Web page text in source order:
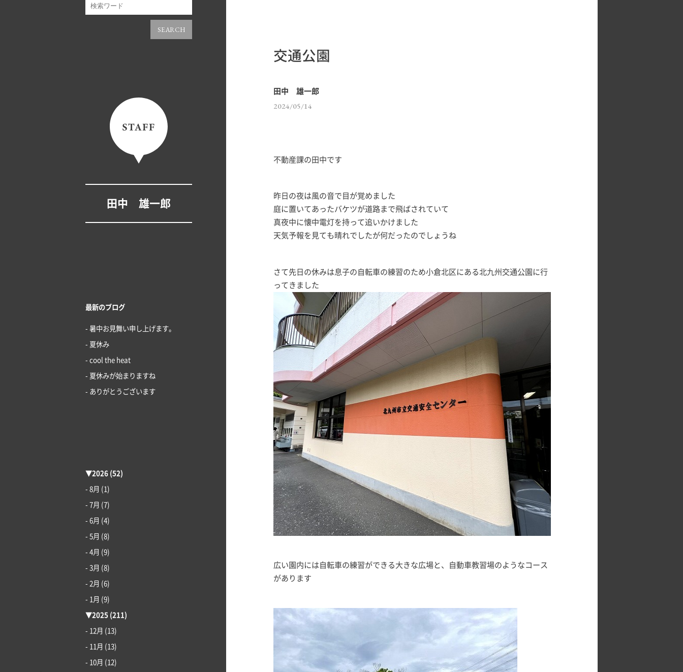
交通公園
田中 雄一郎
2024/05/14
不動産課の田中です
昨日の夜は風の音で目が覚めました
庭に置いてあったバケツが道路まで飛ばされていて
真夜中に懐中電灯を持って追いかけました
天気予報を見ても晴れでしたが何だったのでしょうね
さて先日の休みは息子の自転車の練習のため小倉北区にある北九州交通公園に行
ってきました
広い園内には自転車の練習ができる大きな広場と、自動車教習場のようなコース
があります
SEARCH
田中 雄一郎
最新のブログ
- 暑中お見舞い申し上げます。
- 夏休み
- cool the heat
- 夏休みが始まりますね
- ありがとうございます
▼2026 (52)
- 8月 (1)
- 7月 (7)
- 6月 (4)
- 5月 (8)
- 4月 (9)
- 3月 (8)
- 2月 (6)
- 1月 (9)
▼2025 (211)
- 12月 (13)
- 11月 (13)
- 10月 (12)